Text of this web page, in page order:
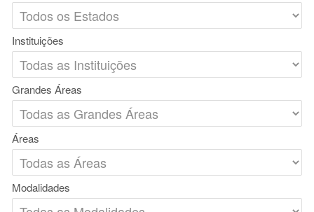
Instituições
Grandes Áreas
Áreas
Modalidades